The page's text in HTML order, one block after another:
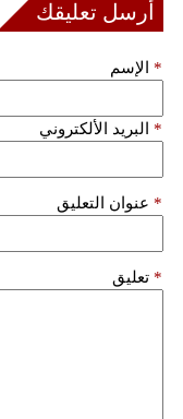
أرسل تعليقك
الإسم *
البريد الألكتروني *
عنوان التعليق *
تعليق *